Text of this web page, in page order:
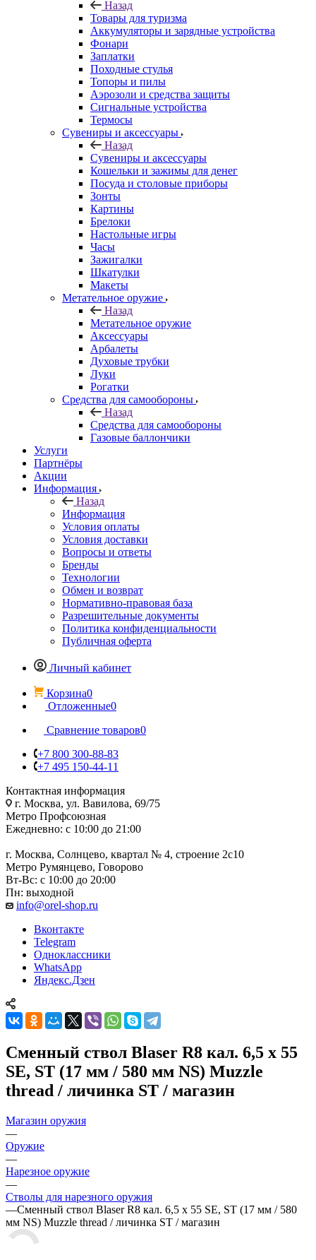
Назад
Товары для туризма
Аккумуляторы и зарядные устройства
Фонари
Заплатки
Походные стулья
Топоры и пилы
Аэрозоли и средства защиты
Сигнальные устройства
Термосы
Сувениры и аксессуары
Назад
Сувениры и аксессуары
Кошельки и зажимы для денег
Посуда и столовые приборы
Зонты
Картины
Брелоки
Настольные игры
Часы
Зажигалки
Шкатулки
Макеты
Метательное оружие
Назад
Метательное оружие
Аксессуары
Арбалеты
Духовые трубки
Луки
Рогатки
Средства для самообороны
Назад
Средства для самообороны
Газовые баллончики
Услуги
Партнёры
Акции
Информация
Назад
Информация
Условия оплаты
Условия доставки
Вопросы и ответы
Бренды
Технологии
Обмен и возврат
Нормативно-правовая база
Разрешительные документы
Политика конфиденциальности
Публичная оферта
Личный кабинет
Корзина0
Отложенные0
Сравнение товаров0
+7 800 300-88-83
+7 495 150-44-11
Контактная информация
г. Москва, ул. Вавилова, 69/75
Метро Профсоюзная
Ежедневно: с 10:00 до 21:00
г. Москва, Солнцево, квартал № 4, строение 2с10
Метро Румянцево, Говорово
Вт-Вс: с 10:00 до 20:00
Пн: выходной
info@orel-shop.ru
Вконтакте
Telegram
Одноклассники
WhatsApp
Яндекс.Дзен
Сменный ствол Blaser R8 кал. 6,5 x 55
SE, ST (17 мм / 580 мм NS) Muzzle
thread / личинка ST / магазин
Магазин оружия
—
Оружие
—
Нарезное оружие
—
Стволы для нарезного оружия
—Сменный ствол Blaser R8 кал. 6,5 x 55 SE, ST (17 мм / 580
мм NS) Muzzle thread / личинка ST / магазин